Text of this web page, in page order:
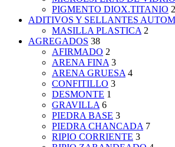
PIGMENTO DIOX.TITANIO 2
ADITIVOS Y SELLANTES
MASILLA PLASTICA 2
AGREGADOS 38
AFIRMADO 2
ARENA FINA 3
ARENA GRUESA 4
CONFITILLO 3
DESMONTE 1
GRAVILLA 6
PIEDRA BASE 3
PIEDRA CHANCADA 7
RIPIO CORRIENTE 3